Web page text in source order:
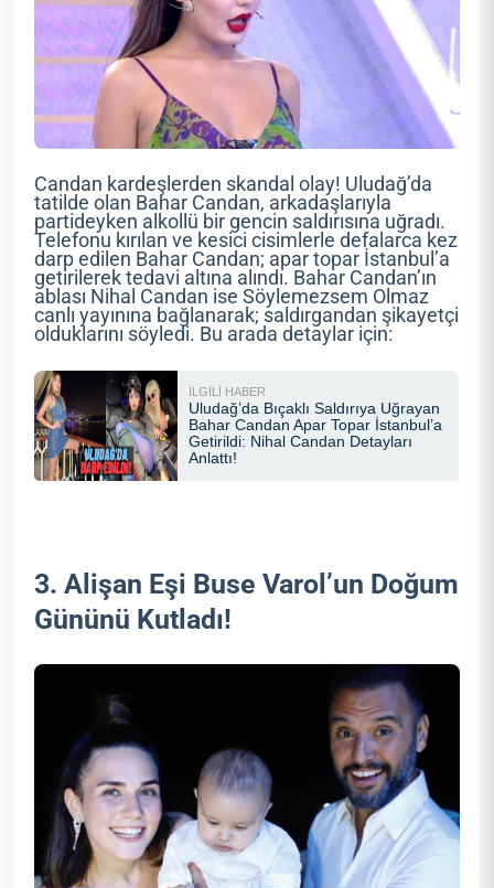
Candan kardeşlerden skandal olay! Uludağ’da
tatilde olan Bahar Candan, arkadaşlarıyla
partideyken alkollü bir gencin saldırısına uğradı.
Telefonu kırılan ve kesici cisimlerle defalarca kez
darp edilen Bahar Candan; apar topar İstanbul’a
getirilerek tedavi altına alındı. Bahar Candan’ın
ablası Nihal Candan ise Söylemezsem Olmaz
canlı yayınına bağlanarak; saldırgandan şikayetçi
olduklarını söyledi. Bu arada detaylar için:
3. Alişan Eşi Buse Varol’un Doğum
Gününü Kutladı!